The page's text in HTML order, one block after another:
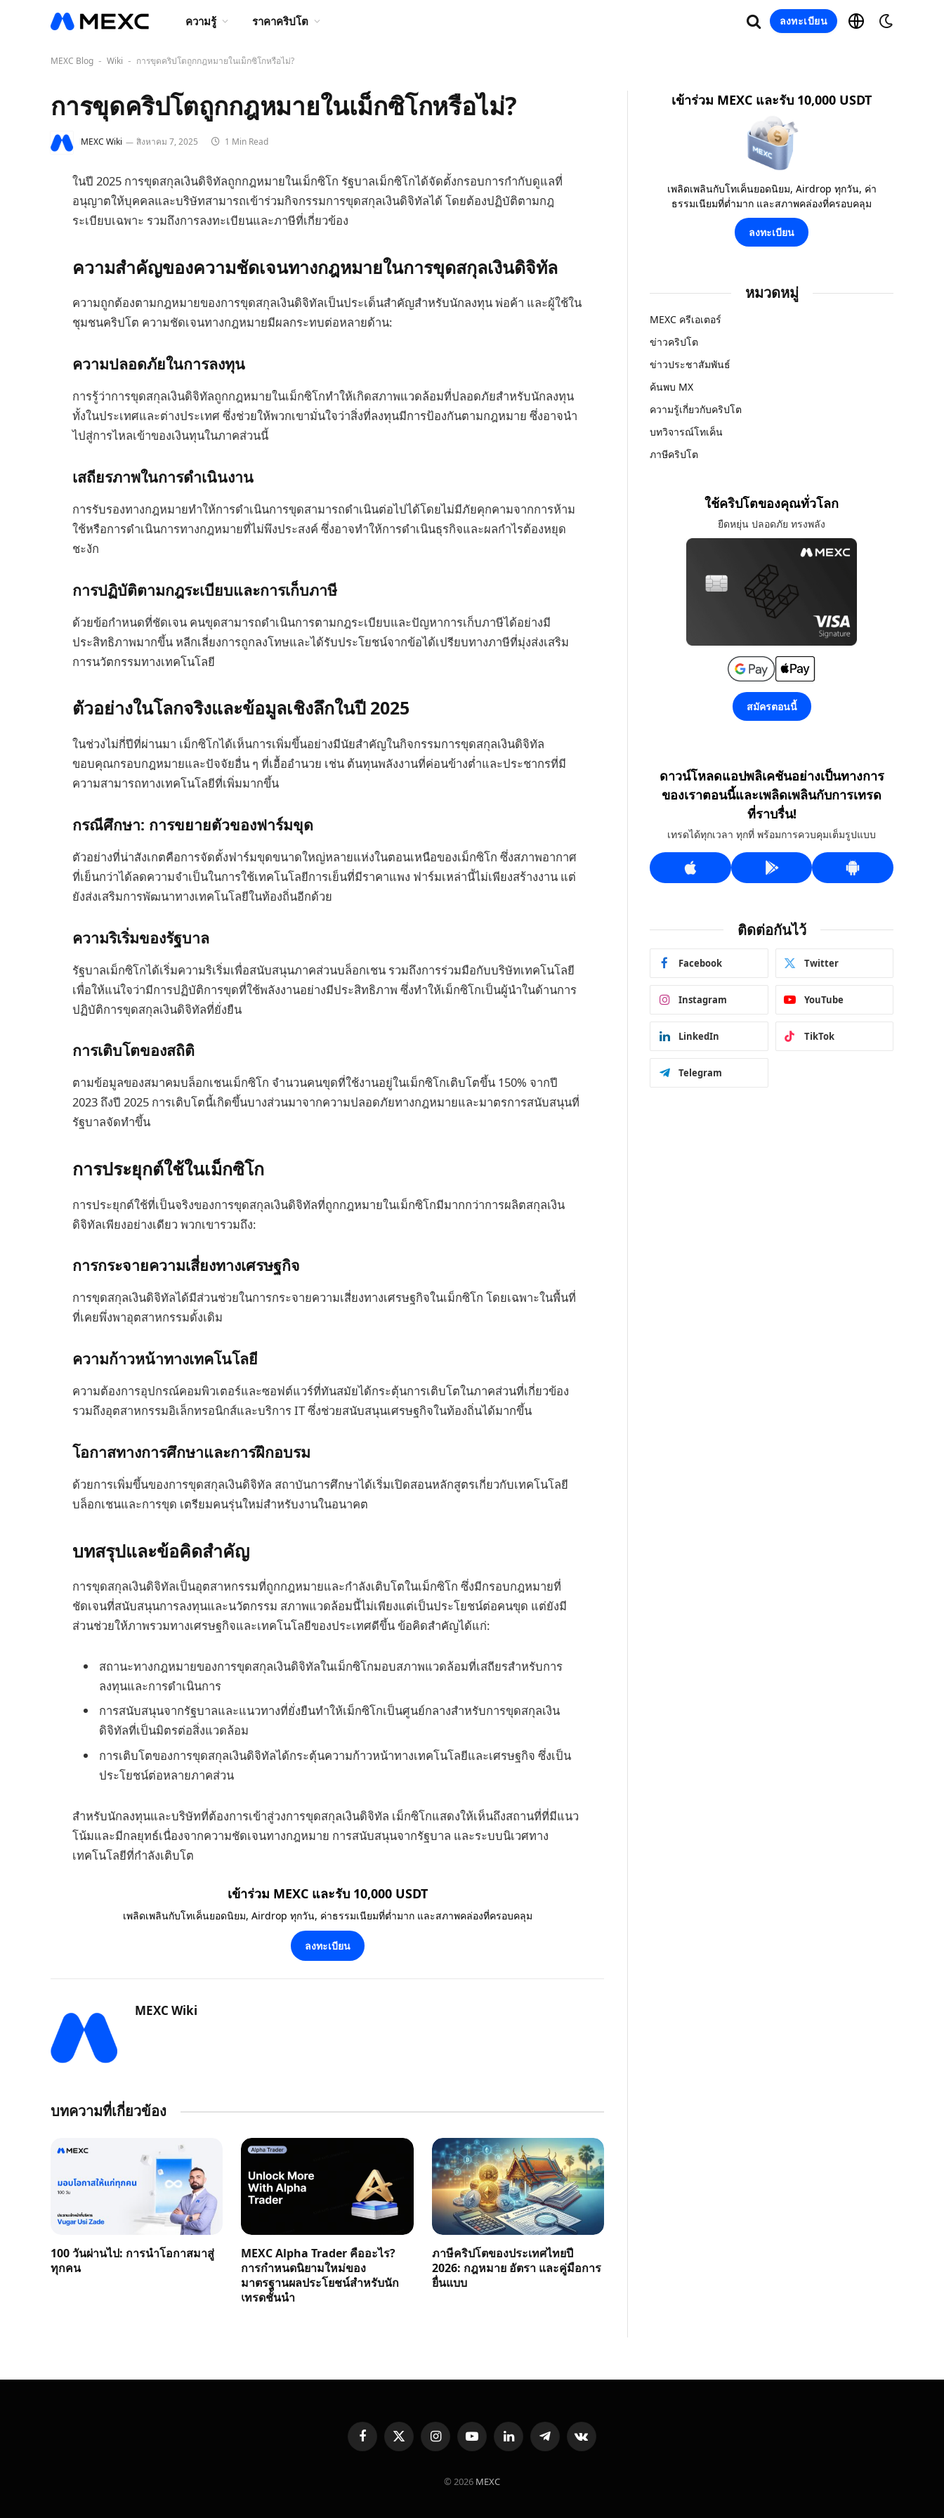
ความรู้ ราคาคริปโต ลงทะเบียน
MEXC Blog - Wiki - การขุดคริปโตถูกกฎหมายในเม็กซิโกหรือไม่?
การขุดคริปโตถูกกฎหมายในเม็กซิโกหรือไม่?
MEXC Wiki สิงหาคม 7, 2025 1 Min Read
ในปี 2025 การขุดสกุลเงินดิจิทัลถูกกฎหมายในเม็กซิโก รัฐบาลเม็กซิโกได้จัดตั้งกรอบการกำกับดูแลที่
อนุญาตให้บุคคลและบริษัทสามารถเข้าร่วมกิจกรรมการขุดสกุลเงินดิจิทัลได้ โดยต้องปฏิบัติตามกฎ
ระเบียบเฉพาะ รวมถึงการลงทะเบียนและภาษีที่เกี่ยวข้อง
ความสำคัญของความชัดเจนทางกฎหมายในการขุดสกุลเงินดิจิทัล
ความถูกต้องตามกฎหมายของการขุดสกุลเงินดิจิทัลเป็นประเด็นสำคัญสำหรับนักลงทุน พ่อค้า และผู้ใช้ใน
ชุมชนคริปโต ความชัดเจนทางกฎหมายมีผลกระทบต่อหลายด้าน:
ความปลอดภัยในการลงทุน
การรู้ว่าการขุดสกุลเงินดิจิทัลถูกกฎหมายในเม็กซิโกทำให้เกิดสภาพแวดล้อมที่ปลอดภัยสำหรับนักลงทุน
ทั้งในประเทศและต่างประเทศ ซึ่งช่วยให้พวกเขามั่นใจว่าสิ่งที่ลงทุนมีการป้องกันตามกฎหมาย ซึ่งอาจนำ
ไปสู่การไหลเข้าของเงินทุนในภาคส่วนนี้
เสถียรภาพในการดำเนินงาน
การรับรองทางกฎหมายทำให้การดำเนินการขุดสามารถดำเนินต่อไปได้โดยไม่มีภัยคุกคามจากการห้าม
ใช้หรือการดำเนินการทางกฎหมายที่ไม่พึงประสงค์ ซึ่งอาจทำให้การดำเนินธุรกิจและผลกำไรต้องหยุด
ชะงัก
การปฏิบัติตามกฎระเบียบและการเก็บภาษี
ด้วยข้อกำหนดที่ชัดเจน คนขุดสามารถดำเนินการตามกฎระเบียบและปัญหาการเก็บภาษีได้อย่างมี
ประสิทธิภาพมากขึ้น หลีกเลี่ยงการถูกลงโทษและได้รับประโยชน์จากข้อได้เปรียบทางภาษีที่มุ่งส่งเสริม
การนวัตกรรมทางเทคโนโลยี
ตัวอย่างในโลกจริงและข้อมูลเชิงลึกในปี 2025
ในช่วงไม่กี่ปีที่ผ่านมา เม็กซิโกได้เห็นการเพิ่มขึ้นอย่างมีนัยสำคัญในกิจกรรมการขุดสกุลเงินดิจิทัล
ขอบคุณกรอบกฎหมายและปัจจัยอื่น ๆ ที่เอื้ออำนวย เช่น ต้นทุนพลังงานที่ค่อนข้างต่ำและประชากรที่มี
ความสามารถทางเทคโนโลยีที่เพิ่มมากขึ้น
กรณีศึกษา: การขยายตัวของฟาร์มขุด
ตัวอย่างที่น่าสังเกตคือการจัดตั้งฟาร์มขุดขนาดใหญ่หลายแห่งในตอนเหนือของเม็กซิโก ซึ่งสภาพอากาศ
ที่เย็นกว่าได้ลดความจำเป็นในการใช้เทคโนโลยีการเย็นที่มีราคาแพง ฟาร์มเหล่านี้ไม่เพียงสร้างงาน แต่
ยังส่งเสริมการพัฒนาทางเทคโนโลยีในท้องถิ่นอีกด้วย
ความริเริ่มของรัฐบาล
รัฐบาลเม็กซิโกได้เริ่มความริเริ่มเพื่อสนับสนุนภาคส่วนบล็อกเชน รวมถึงการร่วมมือกับบริษัทเทคโนโลยี
เพื่อให้แน่ใจว่ามีการปฏิบัติการขุดที่ใช้พลังงานอย่างมีประสิทธิภาพ ซึ่งทำให้เม็กซิโกเป็นผู้นำในด้านการ
ปฏิบัติการขุดสกุลเงินดิจิทัลที่ยั่งยืน
การเติบโตของสถิติ
ตามข้อมูลของสมาคมบล็อกเชนเม็กซิโก จำนวนคนขุดที่ใช้งานอยู่ในเม็กซิโกเติบโตขึ้น 150% จากปี
2023 ถึงปี 2025 การเติบโตนี้เกิดขึ้นบางส่วนมาจากความปลอดภัยทางกฎหมายและมาตรการสนับสนุนที่
รัฐบาลจัดทำขึ้น
การประยุกต์ใช้ในเม็กซิโก
การประยุกต์ใช้ที่เป็นจริงของการขุดสกุลเงินดิจิทัลที่ถูกกฎหมายในเม็กซิโกมีมากกว่าการผลิตสกุลเงิน
ดิจิทัลเพียงอย่างเดียว พวกเขารวมถึง:
การกระจายความเสี่ยงทางเศรษฐกิจ
การขุดสกุลเงินดิจิทัลได้มีส่วนช่วยในการกระจายความเสี่ยงทางเศรษฐกิจในเม็กซิโก โดยเฉพาะในพื้นที่
ที่เคยพึ่งพาอุตสาหกรรมดั้งเดิม
ความก้าวหน้าทางเทคโนโลยี
ความต้องการอุปกรณ์คอมพิวเตอร์และซอฟต์แวร์ที่ทันสมัยได้กระตุ้นการเติบโตในภาคส่วนที่เกี่ยวข้อง
รวมถึงอุตสาหกรรมอิเล็กทรอนิกส์และบริการ IT ซึ่งช่วยสนับสนุนเศรษฐกิจในท้องถิ่นได้มากขึ้น
โอกาสทางการศึกษาและการฝึกอบรม
ด้วยการเพิ่มขึ้นของการขุดสกุลเงินดิจิทัล สถาบันการศึกษาได้เริ่มเปิดสอนหลักสูตรเกี่ยวกับเทคโนโลยี
บล็อกเชนและการขุด เตรียมคนรุ่นใหม่สำหรับงานในอนาคต
บทสรุปและข้อคิดสำคัญ
การขุดสกุลเงินดิจิทัลเป็นอุตสาหกรรมที่ถูกกฎหมายและกำลังเติบโตในเม็กซิโก ซึ่งมีกรอบกฎหมายที่
ชัดเจนที่สนับสนุนการลงทุนและนวัตกรรม สภาพแวดล้อมนี้ไม่เพียงแต่เป็นประโยชน์ต่อคนขุด แต่ยังมี
ส่วนช่วยให้ภาพรวมทางเศรษฐกิจและเทคโนโลยีของประเทศดีขึ้น ข้อคิดสำคัญได้แก่:
สถานะทางกฎหมายของการขุดสกุลเงินดิจิทัลในเม็กซิโกมอบสภาพแวดล้อมที่เสถียรสำหรับการ
ลงทุนและการดำเนินการ
การสนับสนุนจากรัฐบาลและแนวทางที่ยั่งยืนทำให้เม็กซิโกเป็นศูนย์กลางสำหรับการขุดสกุลเงิน
ดิจิทัลที่เป็นมิตรต่อสิ่งแวดล้อม
การเติบโตของการขุดสกุลเงินดิจิทัลได้กระตุ้นความก้าวหน้าทางเทคโนโลยีและเศรษฐกิจ ซึ่งเป็น
ประโยชน์ต่อหลายภาคส่วน
สำหรับนักลงทุนและบริษัทที่ต้องการเข้าสู่วงการขุดสกุลเงินดิจิทัล เม็กซิโกแสดงให้เห็นถึงสถานที่ที่มีแนว
โน้มและมีกลยุทธ์เนื่องจากความชัดเจนทางกฎหมาย การสนับสนุนจากรัฐบาล และระบบนิเวศทาง
เทคโนโลยีที่กำลังเติบโต
เข้าร่วม MEXC และรับ 10,000 USDT
เพลิดเพลินกับโทเค็นยอดนิยม, Airdrop ทุกวัน, ค่าธรรมเนียมที่ต่ำมาก และสภาพคล่องที่ครอบคลุม
ลงทะเบียน
MEXC Wiki
บทความที่เกี่ยวข้อง
100 วันผ่านไป: การนำโอกาสมาสู่
ทุกคน
MEXC Alpha Trader คืออะไร?
การกำหนดนิยามใหม่ของ
มาตรฐานผลประโยชน์สำหรับนัก
เทรดชั้นนำ
ภาษีคริปโตของประเทศไทยปี
2026: กฎหมาย อัตรา และคู่มือการ
ยื่นแบบ
เข้าร่วม MEXC และรับ 10,000 USDT
เพลิดเพลินกับโทเค็นยอดนิยม, Airdrop ทุกวัน, ค่า
ธรรมเนียมที่ต่ำมาก และสภาพคล่องที่ครอบคลุม
ลงทะเบียน
หมวดหมู่
MEXC ครีเอเตอร์
ข่าวคริปโต
ข่าวประชาสัมพันธ์
ค้นพบ MX
ความรู้เกี่ยวกับคริปโต
บทวิจารณ์โทเค็น
ภาษีคริปโต
ใช้คริปโตของคุณทั่วโลก
ยืดหยุ่น ปลอดภัย ทรงพลัง
สมัครตอนนี้
ดาวน์โหลดแอปพลิเคชันอย่างเป็นทางการ
ของเราตอนนี้และเพลิดเพลินกับการเทรด
ที่ราบรื่น!
เทรดได้ทุกเวลา ทุกที่ พร้อมการควบคุมเต็มรูปแบบ
ติดต่อกันไว้
Facebook Twitter
Instagram YouTube
LinkedIn TikTok
Telegram
FacebookX
(Twitter)
InstagramYouTubeLinkedInTelegramVKontakte
© 2026 MEXC